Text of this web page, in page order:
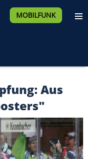
MOBILFUNK
Aus